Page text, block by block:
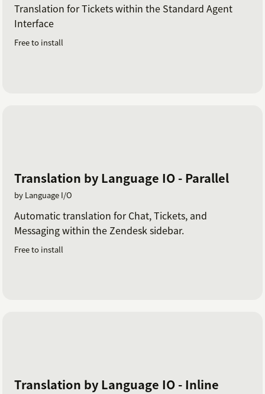
Translation for Tickets within the Standard Agent
Interface
Free to install
Translation by Language IO - Parallel
by Language I/O
Automatic translation for Chat, Tickets, and
Messaging within the Zendesk sidebar.
Free to install
Translation by Language IO - Inline